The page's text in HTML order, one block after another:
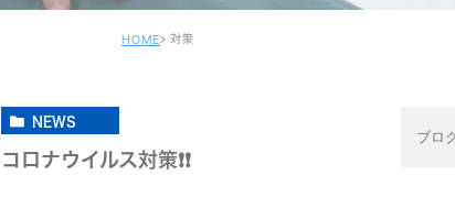
HOME 対策
NEWS
コロナウイルス対策❗❗